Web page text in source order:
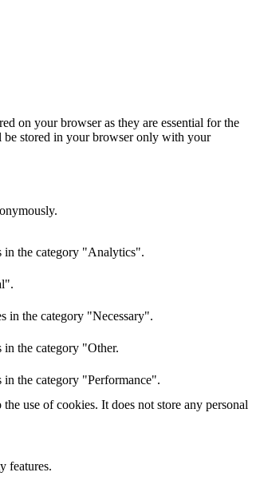
on your browser as they are essential for the
be stored in your browser only with your
in the category "Analytics".
in the category "Necessary".
the category "Other.
the category "Performance".
use of cookies. It does not store any personal
features.